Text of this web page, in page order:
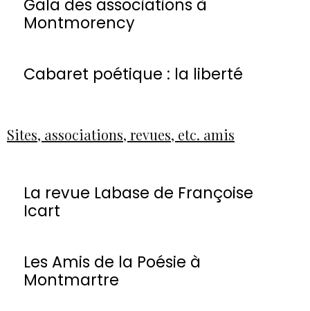
Gala des associations à
Montmorency
Cabaret poétique : la liberté
Sites, associations, revues, etc. amis
La revue Labase de Françoise
Icart
Les Amis de la Poésie à
Montmartre